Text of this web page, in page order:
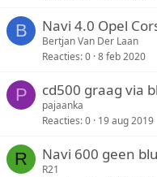
B Navi 4.0 Opel
Bertjan Van Der Laan
Reacties 0 8 feb 2020
P cd500 graag via
pajaanka
Reacties 0 19 aug 2019
R Navi 600 geen
R21